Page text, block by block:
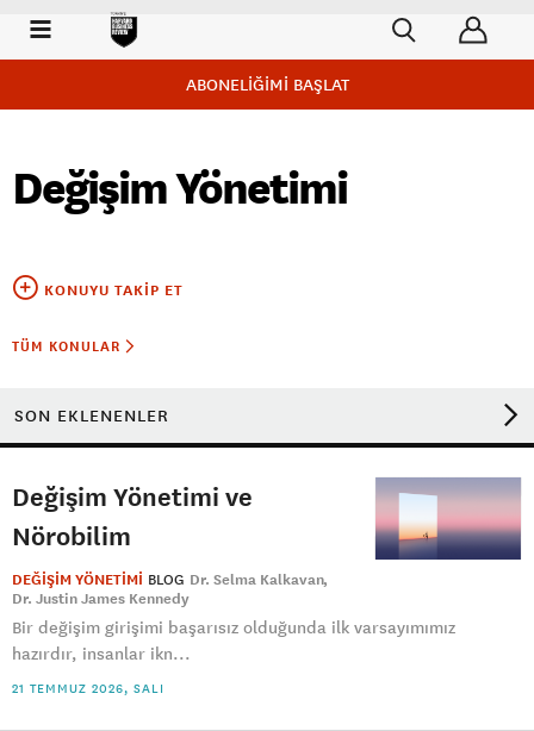
ABONELİĞİMİ BAŞLAT
Değişim Yönetimi
KONUYU TAKIP ET
TÜM KONULAR
SON EKLENENLER
Değişim Yönetimi ve
Nörobilim
DEĞİŞİM YÖNETİMİ BLOG Dr. Selma Kalkavan
Dr. Justin James Kennedy
Bir değişim girişimi başarısız olduğunda ilk varsayımımız
hazırdır, insanlar ikn...
21 TEMMUZ 2026, SALI